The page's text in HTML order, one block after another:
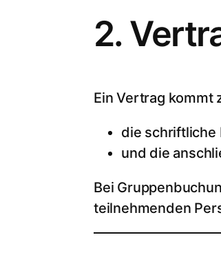
2.
Ein Vertrag kommt
die schriftliche
und die
Bei
teilnehmenden